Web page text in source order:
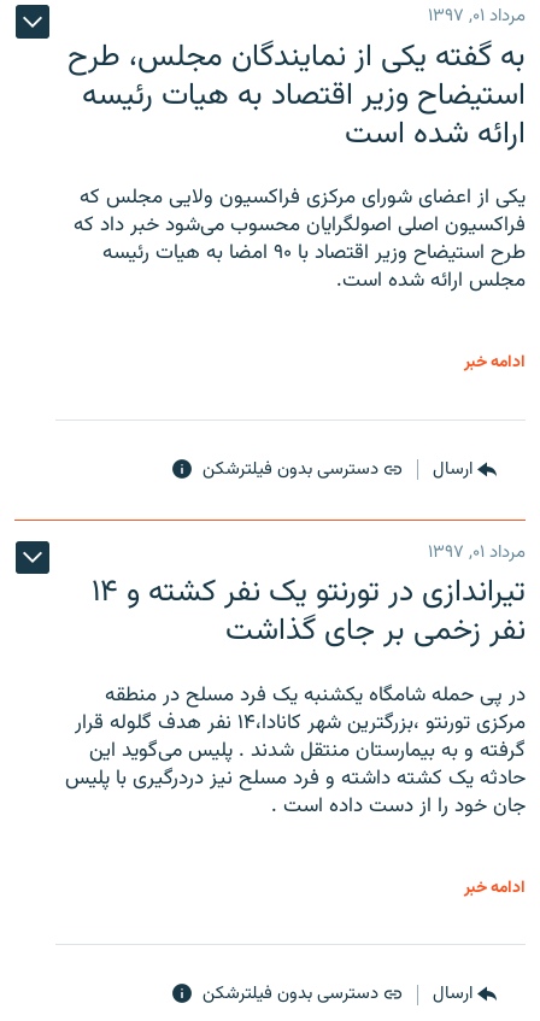
مرداد ۰۱, ۱۳۹۷
به گفته یکی از نمایندگان مجلس، طرح
استیضاح وزیر اقتصاد به هیات رئیسه
ارائه شده است
یکی از اعضای شورای مرکزی فراکسیون ولایی مجلس که
فراکسیون اصلی اصولگرایان محسوب می‌شود خبر داد که
طرح استیضاح وزیر اقتصاد با ۹۰ امضا به هیات رئیسه
مجلس ارائه شده است.
ادامه خبر
ارسال دسترسی بدون فیلترشکن
مرداد ۰۱, ۱۳۹۷
تیراندازی در تورنتو یک نفر کشته و ۱۴
نفر زخمی بر جای گذاشت
در پی حمله شامگاه یکشنبه یک فرد مسلح در منطقه
مرکزی تورنتو ،‌بزرگترین شهر کانادا،۱۴ نفر هدف گلوله قرار
گرفته و به بیمارستان منتقل شدند . پلیس می‌گوید این
حادثه یک کشته داشته و فرد مسلح نیز دردرگیری با پلیس
جان خود را از دست داده است .
ادامه خبر
ارسال دسترسی بدون فیلترشکن